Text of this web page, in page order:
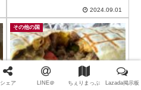
Chicken – Beef
2024.09.01
その他の国
シェア LINE＠ ちぇりまっぷ Lazada掲示板